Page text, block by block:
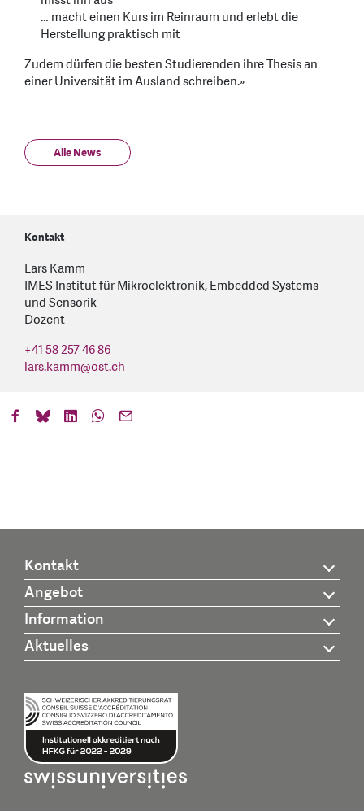
… macht einen Kurs im Reinraum und erlebt die
Herstellung praktisch mit
Zudem dürfen die besten Studierenden ihre Thesis an
einer Universität im Ausland schreiben.»
Alle News
Kontakt
Lars Kamm
IMES Institut für Mikroelektronik, Embedded Systems
und Sensorik
Dozent
+41 58 257 46 86
lars.kamm@ost.ch
Kontakt
Angebot
Information
Aktuelles